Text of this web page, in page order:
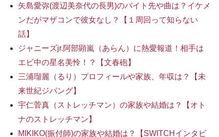
矢島愛弥(渡辺美奈代の長男)のバイト先や曲は？イケメ
ンだがマザコンで彼女なし？【１周回って知らない
話】
ジャニーズjr.阿部顕嵐（あらん）に熱愛報道！相手は
エビ中の星名美怜！？【文春砲】
三浦瑠麗（るり）プロフィールや家族、年収は？【未
来世紀ジパング】
宇仁菅真（ストレッチマン）の家族や結婚は？【オト
ナのストレッチマン】
MIKIKO(振付師)の家族や結婚は？【SWITCHインタビ